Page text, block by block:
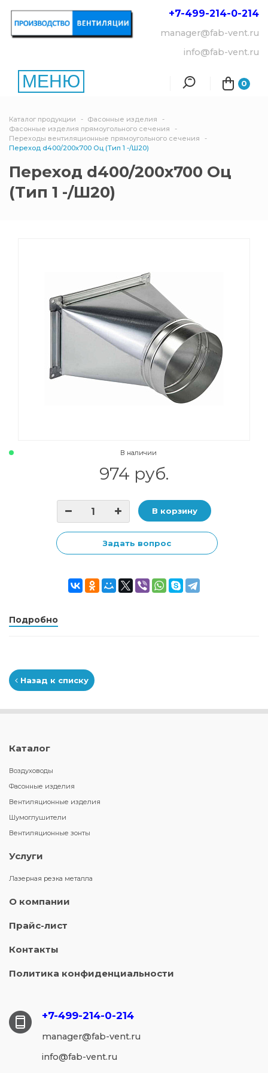
МЕНЮ 0
+7-499-214-0-214
manager@fab-vent.ru
info@fab-vent.ru
Каталог продукции
Фасонные изделия
Фасонные изделия прямоугольного сечения
Переходы вентиляционные прямоугольного сечения
Переход d400/200х700 Оц (Тип 1 -/Ш20)
Переход d400/200х700 Оц
(Тип 1 -/Ш20)
В наличии
974 руб.
В корзину
Задать вопрос
Подробно
Назад к списку
Каталог
Воздуховоды
Фасонные изделия
Вентиляционные изделия
Шумоглушители
Вентиляционные зонты
Услуги
Лазерная резка металла
О компании
Прайс-лист
Контакты
Политика конфиденциальности
+7-499-214-0-214
manager@fab-vent.ru
info@fab-vent.ru